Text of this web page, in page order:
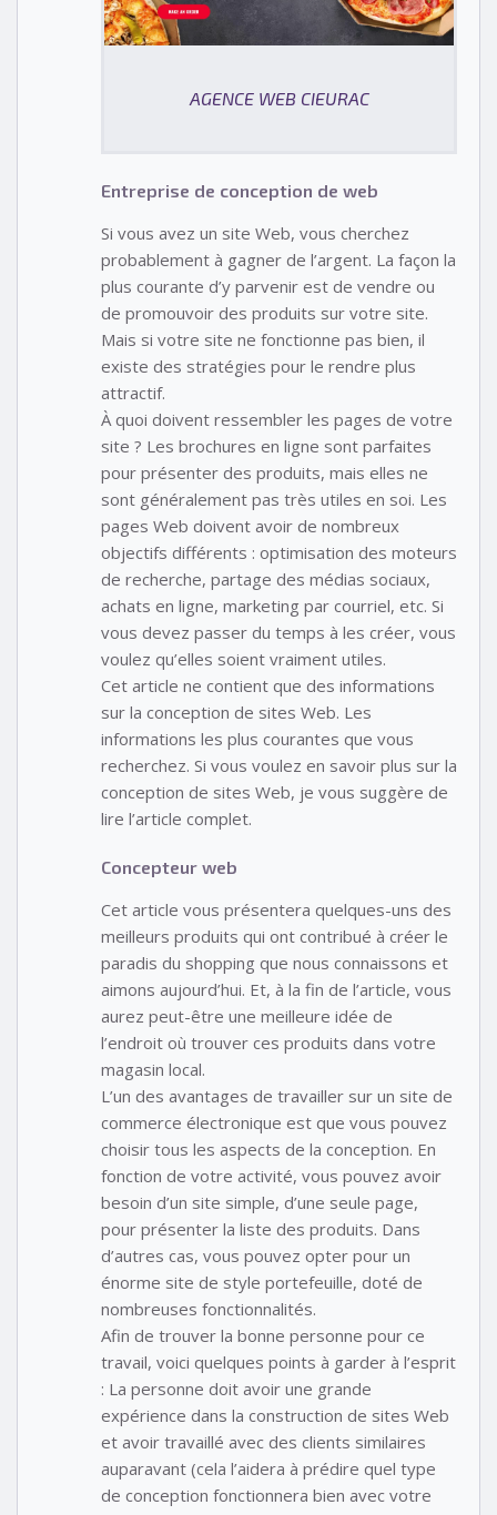
AGENCE WEB CIEURAC
Entreprise de conception de web
Si vous avez un site Web, vous cherchez
probablement à gagner de l’argent. La façon la
plus courante d’y parvenir est de vendre ou
de promouvoir des produits sur votre site.
Mais si votre site ne fonctionne pas bien, il
existe des stratégies pour le rendre plus
attractif.
À quoi doivent ressembler les pages de votre
site ? Les brochures en ligne sont parfaites
pour présenter des produits, mais elles ne
sont généralement pas très utiles en soi. Les
pages Web doivent avoir de nombreux
objectifs différents : optimisation des moteurs
de recherche, partage des médias sociaux,
achats en ligne, marketing par courriel, etc. Si
vous devez passer du temps à les créer, vous
voulez qu’elles soient vraiment utiles.
Cet article ne contient que des informations
sur la conception de sites Web. Les
informations les plus courantes que vous
recherchez. Si vous voulez en savoir plus sur la
conception de sites Web, je vous suggère de
lire l’article complet.
Concepteur web
Cet article vous présentera quelques-uns des
meilleurs produits qui ont contribué à créer le
paradis du shopping que nous connaissons et
aimons aujourd’hui. Et, à la fin de l’article, vous
aurez peut-être une meilleure idée de
l’endroit où trouver ces produits dans votre
magasin local.
L’un des avantages de travailler sur un site de
commerce électronique est que vous pouvez
choisir tous les aspects de la conception. En
fonction de votre activité, vous pouvez avoir
besoin d’un site simple, d’une seule page,
pour présenter la liste des produits. Dans
d’autres cas, vous pouvez opter pour un
énorme site de style portefeuille, doté de
nombreuses fonctionnalités.
Afin de trouver la bonne personne pour ce
travail, voici quelques points à garder à l’esprit
: La personne doit avoir une grande
expérience dans la construction de sites Web
et avoir travaillé avec des clients similaires
auparavant (cela l’aidera à prédire quel type
de conception fonctionnera bien avec votre